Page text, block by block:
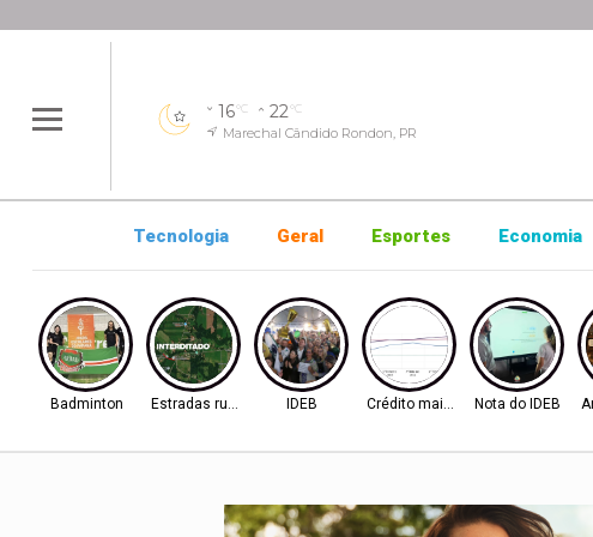
16°C 22°C
Marechal Cândido Rondon, PR
Tecnologia Geral Esportes Economia
Badminton Estradas rurais IDEB Crédito mais difícilNota do IDEB